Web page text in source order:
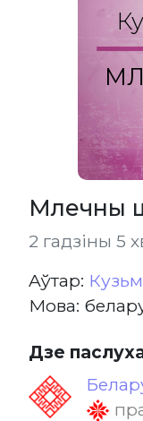
Млечны
2 гадзіны 5
Aўтар:
Мова:
Дзе